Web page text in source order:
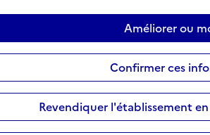
Améliorer ou
Confirmer ces
Revendiquer l'établissement